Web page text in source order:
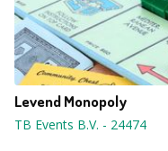
Levend Monopoly
TB Events B.V. - 24474